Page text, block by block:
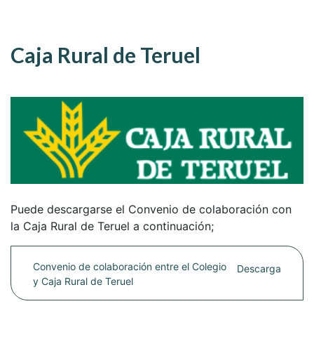
Caja Rural de Teruel
Puede descargarse el Convenio de colaboración con
la Caja Rural de Teruel a continuación;
Convenio de colaboración entre el Colegio
y Caja Rural de Teruel
Descarga